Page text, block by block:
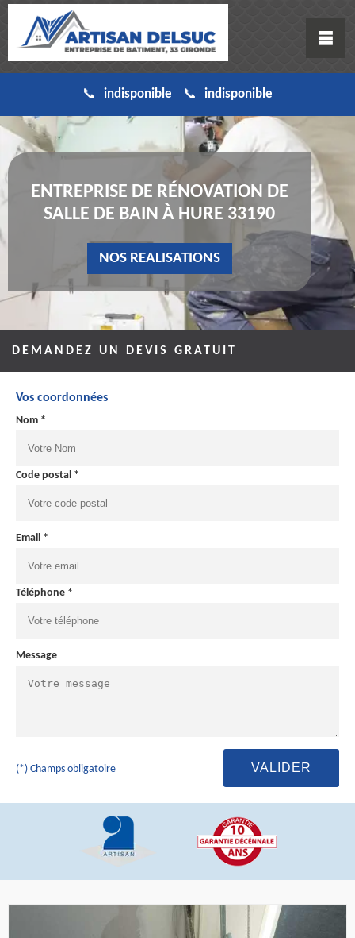
indisponible indisponible
ENTREPRISE DE RÉNOVATION DE
SALLE DE BAIN À HURE 33190
NOS REALISATIONS
DEMANDEZ UN DEVIS GRATUIT
Vos coordonnées
Nom *
Code postal *
Email *
Téléphone *
Message
(*) Champs obligatoire